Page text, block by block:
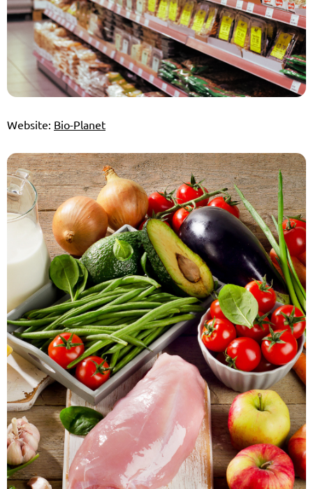
Website: Bio-Planet